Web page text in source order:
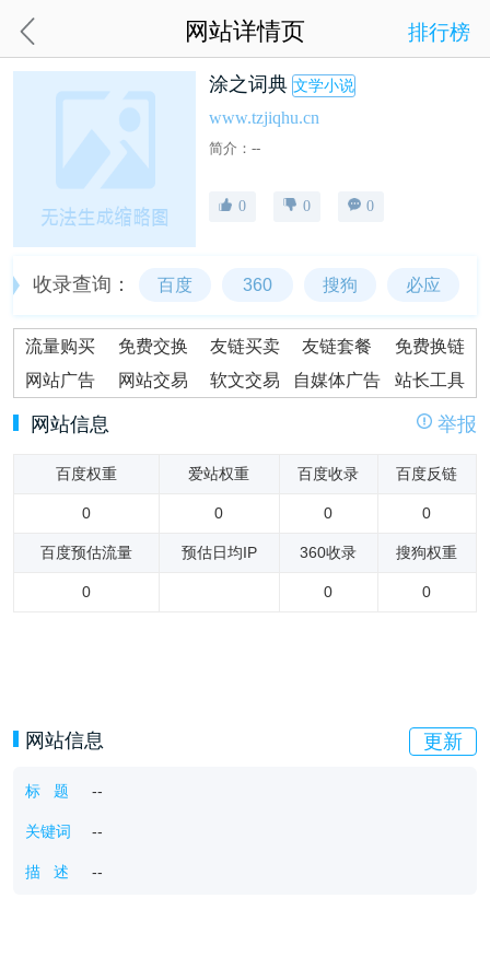
网站详情页 排行榜
涂之词典 文学小说
www.tzjiqhu.cn
简介：--
0 0 0
收录查询： 百度 360 搜狗 必应
流量购买 免费交换 友链买卖 友链套餐
免费换链
网站广告
网站交易 软文交易 自媒体广告 站长工具
网站信息 举报
百度权重 爱站权重 百度收录 百度反链
0 0 0 0
百度预估流量 预估日均IP 360收录 搜狗权重
0 0 0
网站信息 更新
标 题 --
关键词 --
描 述 --